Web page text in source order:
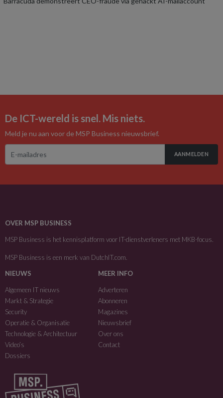
De ICT-wereld is snel. Mis niets.
Meld je nu aan voor de MSP Business nieuwsbrief.
AANMELDEN
OVER MSP BUSINESS
MSP Business is het kennisplatform voor IT-dienstverleners met MKB-focus.
MSP Business is een merk van DutchIT.com
NIEUWS
Algemeen IT nieuws
Markt & Strategie
Security
Operatie & Organisatie
Technologie & Architectuur
Video’s
Dossiers
MEER INFO
Adverteren
Abonneren
Magazines
Nieuwsbrief
Over ons
Contact